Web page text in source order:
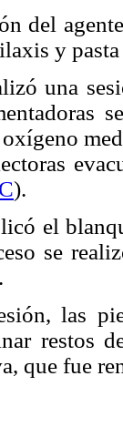
del
y
una
).
el
se
las
restos
que fue